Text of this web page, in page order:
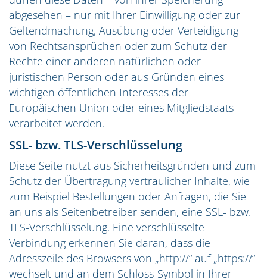
abgesehen – nur mit Ihrer Einwilligung oder zur
Geltendmachung, Ausübung oder Verteidigung
von Rechtsansprüchen oder zum Schutz der
Rechte einer anderen natürlichen oder
juristischen Person oder aus Gründen eines
wichtigen öffentlichen Interesses der
Europäischen Union oder eines Mitgliedstaats
verarbeitet werden.
SSL- bzw. TLS-Verschlüsselung
Diese Seite nutzt aus Sicherheitsgründen und zum
Schutz der Übertragung vertraulicher Inhalte, wie
zum Beispiel Bestellungen oder Anfragen, die Sie
an uns als Seitenbetreiber senden, eine SSL- bzw.
TLS-Verschlüsselung. Eine verschlüsselte
Verbindung erkennen Sie daran, dass die
Adresszeile des Browsers von „http://“ auf „https://“
wechselt und an dem Schloss-Symbol in Ihrer